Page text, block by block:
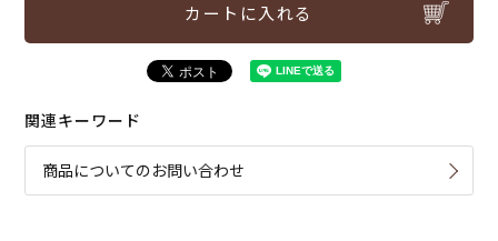
カートに入れる
関連キーワード
商品についてのお問い合わせ